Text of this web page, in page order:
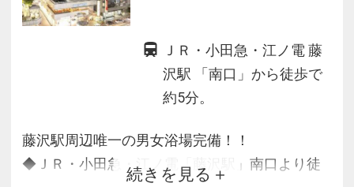
ＪＲ・小田急・江ノ電 藤
沢駅 「南口」から徒歩で
約5分。
藤沢駅周辺唯一の男女浴場完備！！
◆ＪＲ・小田急・江ノ電「藤沢駅」南口より徒
続きを見る